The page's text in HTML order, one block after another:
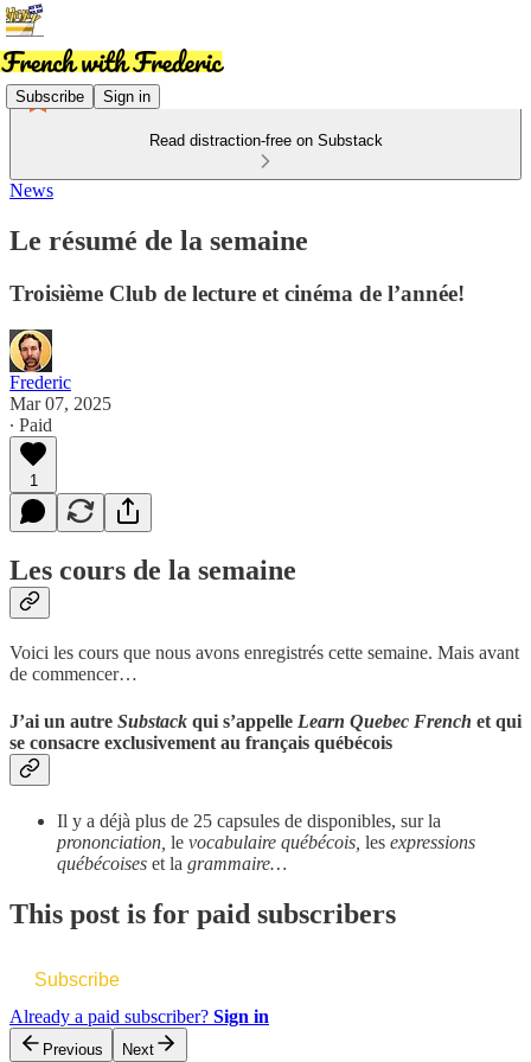
Subscribe Sign in
Read distraction-free on Substack
News
Le résumé de la semaine
Troisième Club de lecture et cinéma de l’année!
Frederic
Mar 07, 2025
∙ Paid
1
Les cours de la semaine
Voici les cours que nous avons enregistrés cette semaine. Mais avant
de commencer…
J’ai un autre Substack qui s’appelle Learn Quebec French et qui
se consacre exclusivement au français québécois
Il y a déjà plus de 25 capsules de disponibles, sur la
prononciation, le vocabulaire québécois, les expressions
québécoises et la grammaire…
This post is for paid subscribers
Subscribe
Already a paid subscriber? Sign in
Previous Next